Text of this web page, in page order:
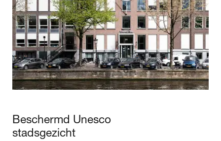
Beschermd Unesco
stadsgezicht